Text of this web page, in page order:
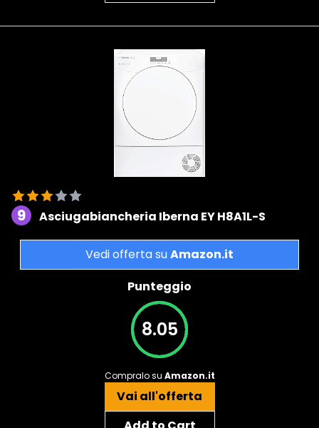
9 Asciugabiancheria Iberna EY H8A1L-S
Vedi offerta suAmazon.it
Punteggio
8.05
Compralo su Amazon.it
Vai all'offerta